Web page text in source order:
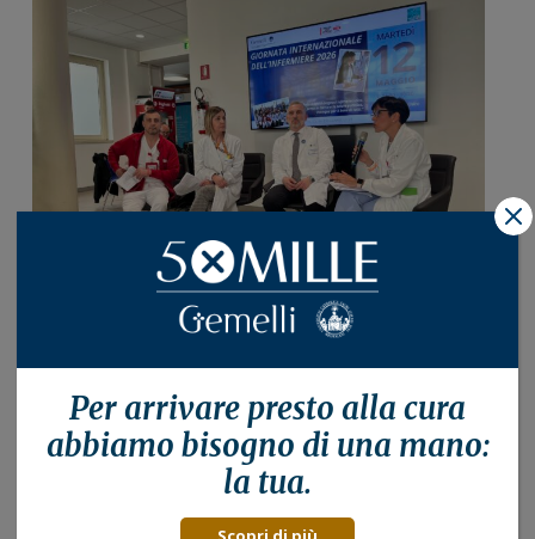
Per arrivare presto alla cura
abbiamo bisogno di una mano:
la tua.
X